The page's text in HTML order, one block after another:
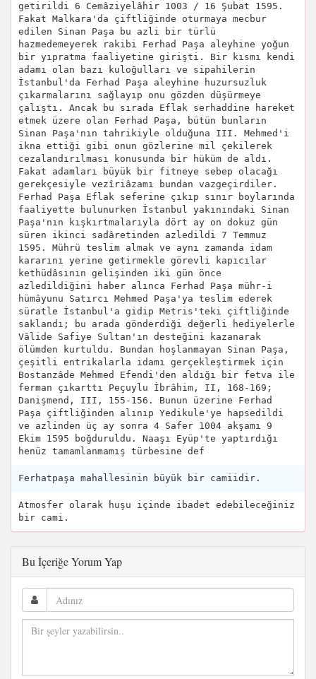
getirildi 6 Cemâziyelâhir 1003 / 16 Şubat 1595.
Fakat Malkara'da çiftliğinde oturmaya mecbur
edilen Sinan Paşa bu azli bir türlü
hazmedemeyerek rakibi Ferhad Paşa aleyhine yoğun
bir yıpratma faaliyetine girişti. Bir kısmı kendi
adamı olan bazı kuloğulları ve sipahilerin
İstanbul'da Ferhad Paşa aleyhine huzursuzluk
çıkarmalarını sağlayıp onu gözden düşürmeye
çalıştı. Ancak bu sırada Eflak serhaddine hareket
etmek üzere olan Ferhad Paşa, bütün bunların
Sinan Paşa'nın tahrikiyle olduğuna III. Mehmed'i
ikna ettiği gibi onun gözlerine mil çekilerek
cezalandırılması konusunda bir hüküm de aldı.
Fakat adamları büyük bir fitneye sebep olacağı
gerekçesiyle vezîriâzamı bundan vazgeçirdiler.
Ferhad Paşa Eflak seferine çıkıp sınır boylarında
faaliyette bulunurken İstanbul yakınındaki Sinan
Paşa'nın kışkırtmalarıyla dört ay on dokuz gün
süren ikinci sadâretinden azledildi 7 Temmuz
1595. Mührü teslim almak ve aynı zamanda idam
kararını yerine getirmekle görevli kapıcılar
kethüdâsının gelişinden iki gün önce
azledildiğini haber alınca Ferhad Paşa mühr-i
hümâyunu Satırcı Mehmed Paşa'ya teslim ederek
süratle İstanbul'a gidip Metris'teki çiftliğinde
saklandı; bu arada gönderdiği değerli hediyelerle
Vâlide Safiye Sultan'ın desteğini kazanarak
ölümden kurtuldu. Bundan hoşlanmayan Sinan Paşa,
çeşitli entrikalarla idamı gerçekleştirmek için
Bostanzâde Mehmed Efendi'den aldığı bir fetva ile
ferman çıkarttı Peçuylu İbrâhim, II, 168-169;
Danişmend, III, 155-156. Bunun üzerine Ferhad
Paşa çiftliğinden alınıp Yedikule'ye hapsedildi
ve azlinden üç ay sonra 4 Safer 1004 akşamı 9
Ekim 1595 boğduruldu. Naaşı Eyüp'te yaptırdığı
henüz tamamlanmamış türbesine def
Ferhatpaşa mahallesinin büyük bir camiidir.
Atmosfer olarak huşu içinde ibadet edebileceğiniz
bir cami.
Bu İçeriğe Yorum Yap